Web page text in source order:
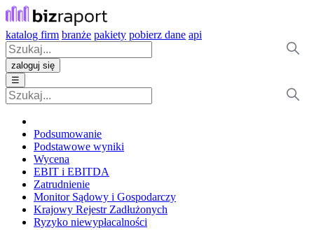
katalog firm branże pakiety pobierz dane api
zaloguj się
☰
Podsumowanie
Podstawowe wyniki
Wycena
EBIT i EBITDA
Zatrudnienie
Monitor Sądowy i Gospodarczy
Krajowy Rejestr Zadłużonych
Ryzyko niewypłacalności